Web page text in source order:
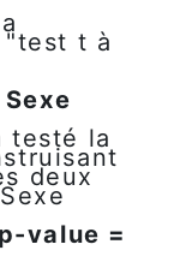
t à
testé la
deux
value =